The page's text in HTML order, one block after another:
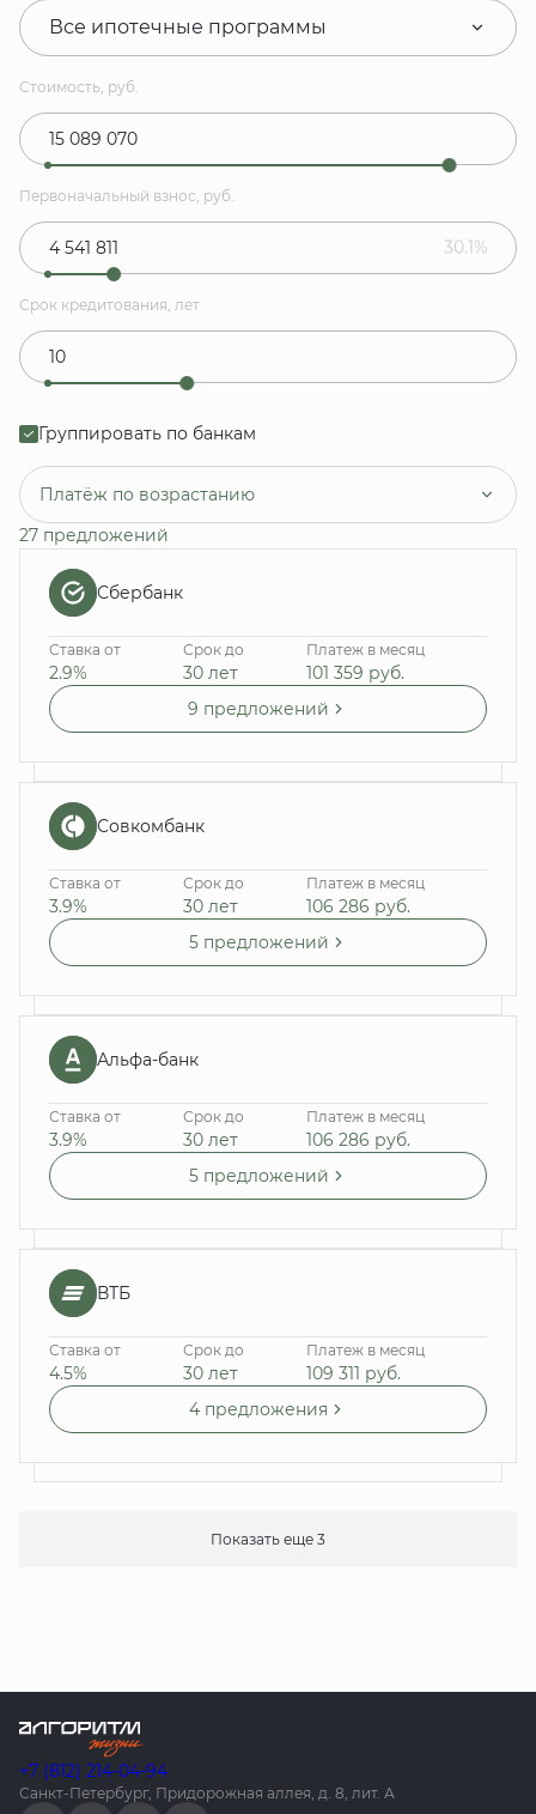
Все ипотечные программы
Стоимость, руб.
Первоначальный взнос, руб.
30.1%
Срок кредитования, лет
Группировать по банкам
Платёж по возрастанию
27 предложений
Сбербанк
Ставка от
2.9%
Срок до
30 лет
Платеж в месяц
101 359 руб.
9 предложений
Совкомбанк
Ставка от
3.9%
Срок до
30 лет
Платеж в месяц
106 286 руб.
5 предложений
Альфа-банк
Ставка от
3.9%
Срок до
30 лет
Платеж в месяц
106 286 руб.
5 предложений
ВТБ
Ставка от
4.5%
Срок до
30 лет
Платеж в месяц
109 311 руб.
4 предложения
Показать еще 3
+7 (812) 214-04-94
Санкт-Петербург, Придорожная аллея, д. 8, лит. А